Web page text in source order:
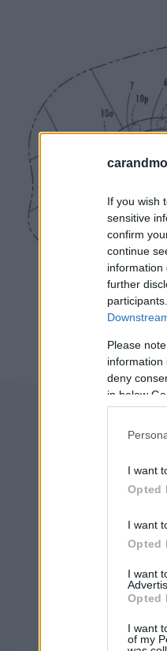
If you wish
sensitive
confirm
continue
information
further
Please
information
deny
in below
I want
Opted
I want
Opted
I want
Opted
I want
of my